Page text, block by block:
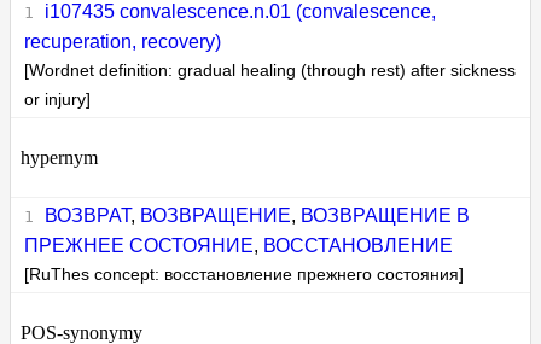
i107435 convalescence.n.01 (convalescence,
recuperation, recovery)
[Wordnet definition: gradual healing (through rest) after sickness
or injury]
hypernym
ВОЗВРАТ, ВОЗВРАЩЕНИЕ, ВОЗВРАЩЕНИЕ В
ПРЕЖНЕЕ СОСТОЯНИЕ, ВОССТАНОВЛЕНИЕ
[RuThes concept: восстановление прежнего состояния]
POS-synonymy